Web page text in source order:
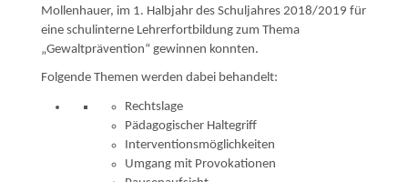
Mollenhauer, im 1. Halbjahr des Schuljahres 2018/2019 für
eine schulinterne Lehrerfortbildung zum Thema
„Gewaltprävention“ gewinnen konnten.
Folgende Themen werden dabei behandelt:
Rechtslage
Pädagogischer Haltegriff
Interventionsmöglichkeiten
Umgang mit Provokationen